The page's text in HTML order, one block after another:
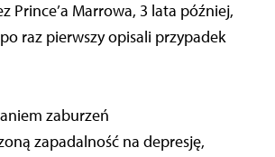
Prince’a Marrowa, 3 lata później,
raz pierwszy opisali przypadek
zaburzeń
zapadalność na depresję,